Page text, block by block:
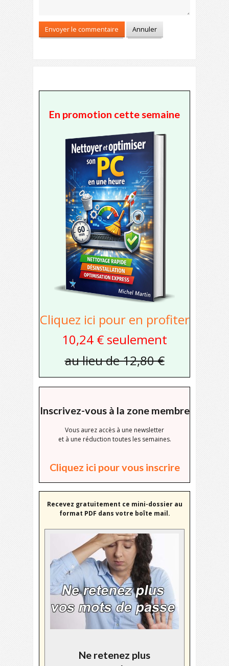
En promotion cette semaine
Cliquez ici pour en profiter
10,24 € seulement
au lieu de 12,80 €
Inscrivez-vous à la zone membre
Vous aurez accès à une newsletter
et à une réduction toutes les semaines.
Cliquez ici pour vous inscrire
Recevez gratuitement ce mini-dossier au
format PDF dans votre boîte mail.
Ne retenez plus